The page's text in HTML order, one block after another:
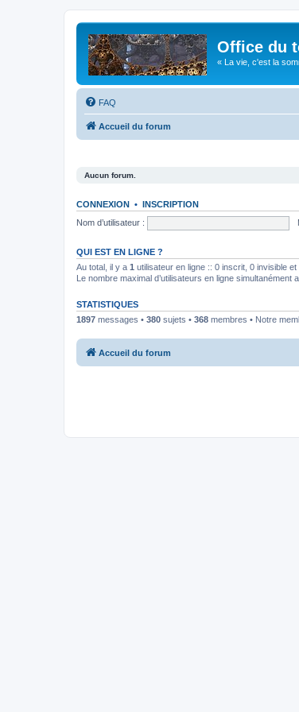
Office du
« La vie, c'est la
FAQ
Accueil du forum
Aucun forum.
CONNEXION • INSCRIPTION
Nom d’utilisateur :
QUI EST EN LIGNE ?
Au total, il y a 1 utilisateur en ligne :: 0 inscrit, 0 invisible
Le nombre maximal d’utilisateurs en ligne simultanément
STATISTIQUES
1897 messages • 380 sujets • 368 membres • Notre
Accueil du forum